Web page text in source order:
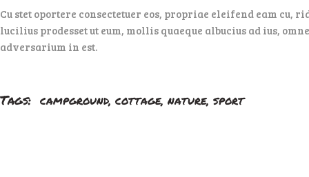
Cu stet oportere consectetuer eos, propriae eleifend eam
lucilius prodesset ut eum, mollis quaeque albucius ad ius,
adversarium in est.
Tags: CAMPGROUND,COTTAGE,NATURE,SPORT